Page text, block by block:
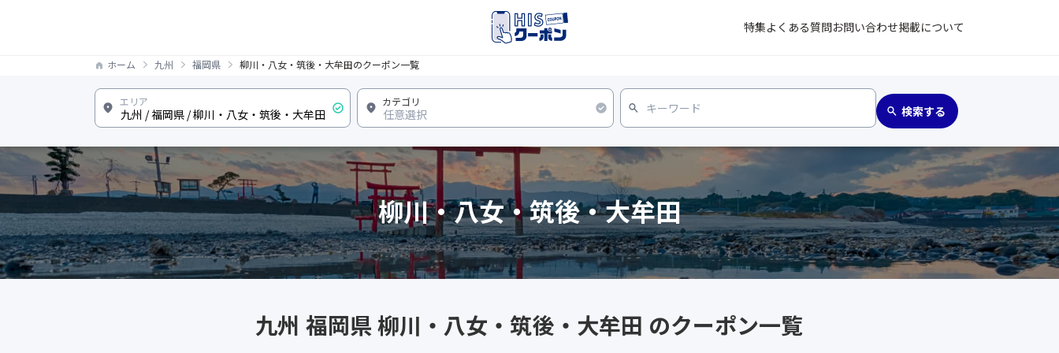
特集よくある質問お問い合わせ掲載について
ホーム 九州 福岡県 柳川・八女・筑後・大牟田のクーポン一覧
柳川・八女・筑後・大牟田
九州 福岡県 柳川・八女・筑後・大牟田 のクーポン一覧